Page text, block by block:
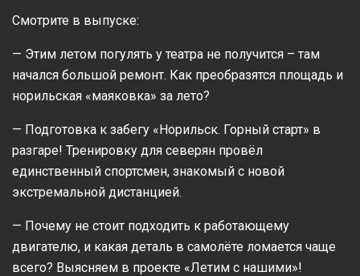
Смотрите в выпуске:
— Этим летом погулять у театра не получится – там
начался большой ремонт. Как преобразятся площадь и
норильская «маяковка» за лето?
— Подготовка к забегу «Норильск. Горный старт» в
разгаре! Тренировку для северян провёл
единственный спортсмен, знакомый с новой
экстремальной дистанцией.
— Почему не стоит подходить к работающему
двигателю, и какая деталь в самолёте ломается чаще
всего? Выясняем в проекте «Летим с нашими»!